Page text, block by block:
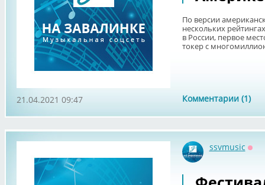
По версии
нескольких
в России, первое
токер с
Комментарии (1)
21.04.2021 09:47
ssvmusic